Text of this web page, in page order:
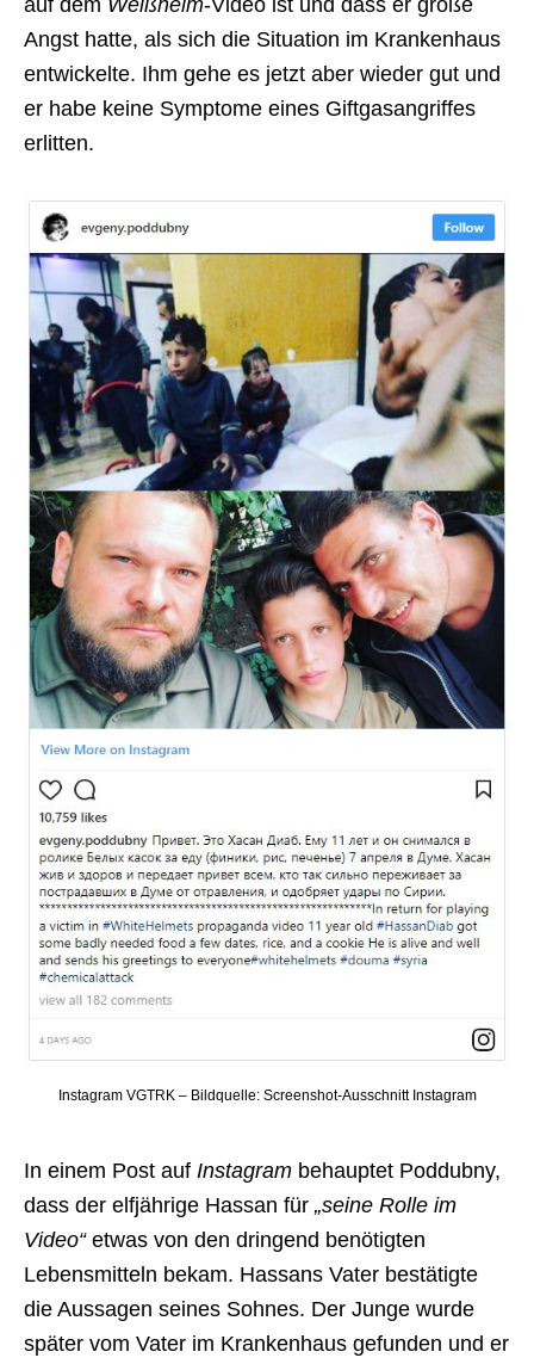
auf dem Weißhelm-Video ist und dass er große
Angst hatte, als sich die Situation im Krankenhaus
entwickelte. Ihm gehe es jetzt aber wieder gut und
er habe keine Symptome eines Giftgasangriffes
erlitten.
Instagram VGTRK – Bildquelle: Screenshot-Ausschnitt Instagram
In einem Post auf Instagram behauptet Poddubny,
dass der elfjährige Hassan für „seine Rolle im
Video“etwas von den dringend benötigten
Lebensmitteln bekam. Hassans Vater bestätigte
die Aussagen seines Sohnes. Der Junge wurde
später vom Vater im Krankenhaus gefunden und er